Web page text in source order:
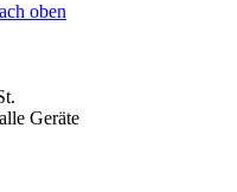
oben
Geräte